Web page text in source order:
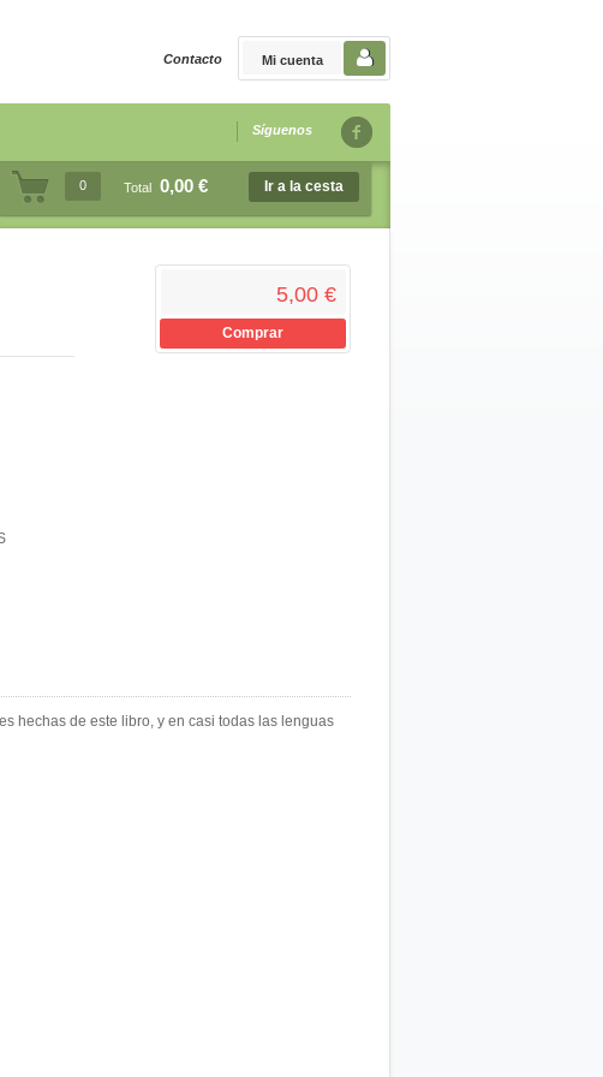
Mi cuenta
Contacto
Síguenos
0 Total 0,00 € Ir a la cesta
5,00 €
Comprar
hechas de este libro, y en casi todas las lenguas